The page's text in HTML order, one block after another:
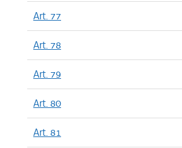
Art. 77
Art. 78
Art. 79
Art. 80
Art. 81